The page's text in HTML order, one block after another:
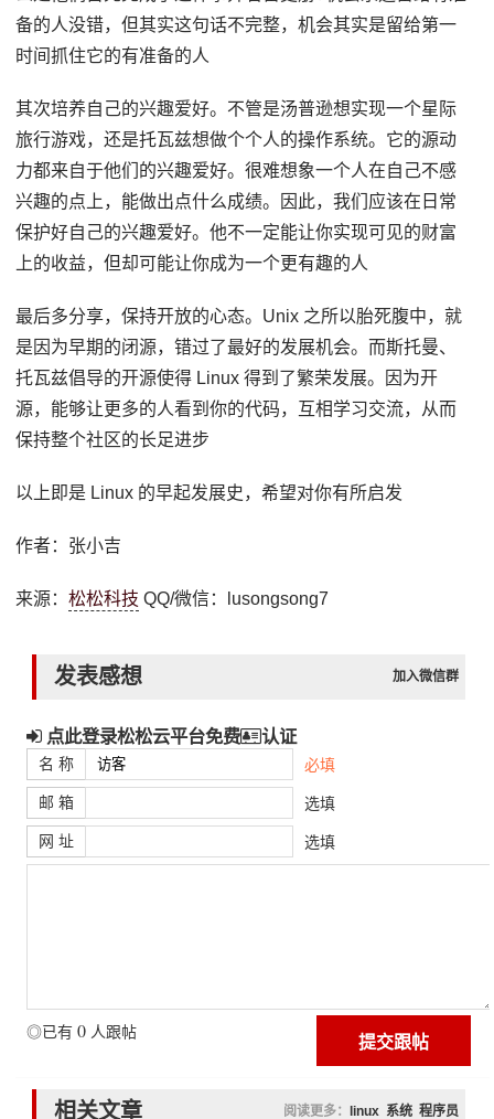
备的人没错，但其实这句话不完整，机会其实是留给第一
时间抓住它的有准备的人
其次培养自己的兴趣爱好。不管是汤普逊想实现一个星际
旅行游戏，还是托瓦兹想做个个人的操作系统。它的源动
力都来自于他们的兴趣爱好。很难想象一个人在自己不感
兴趣的点上，能做出点什么成绩。因此，我们应该在日常
保护好自己的兴趣爱好。他不一定能让你实现可见的财富
上的收益，但却可能让你成为一个更有趣的人
最后多分享，保持开放的心态。Unix 之所以胎死腹中，就
是因为早期的闭源，错过了最好的发展机会。而斯托曼、
托瓦兹倡导的开源使得 Linux 得到了繁荣发展。因为开
源，能够让更多的人看到你的代码，互相学习交流，从而
保持整个社区的长足进步
以上即是 Linux 的早起发展史，希望对你有所启发
作者：张小吉
来源：松松科技 QQ/微信：lusongsong7
发表感想 加入微信群
点此登录松松云平台免费 认证
名 称 必填
邮 箱 选填
网 址 选填
◎已有 0 人跟帖
相关文章 阅读更多： linux 系统 程序员